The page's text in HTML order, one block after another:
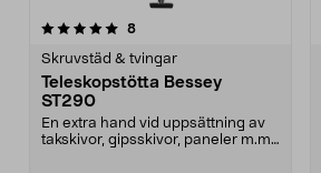
8recensioner
Skruvstäd & tvingar
Teleskopstötta Bessey
ST290
En extra hand vid uppsättning av
takskivor, gipsskivor, paneler m.m.
4.0 av 5 stjärnor